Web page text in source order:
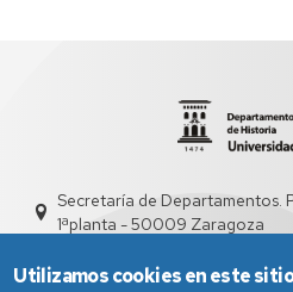
Secretaría de Departamentos.
1ªplanta - 50009 Zaragoza
Utilizamos cookies en este